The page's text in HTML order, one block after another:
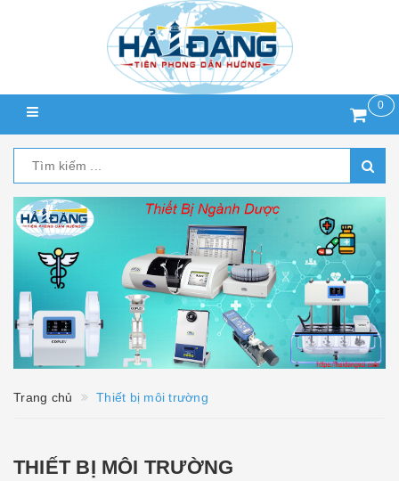
0
Trang chủ Thiết bị môi trường
THIẾT BỊ MÔI TRƯỜNG